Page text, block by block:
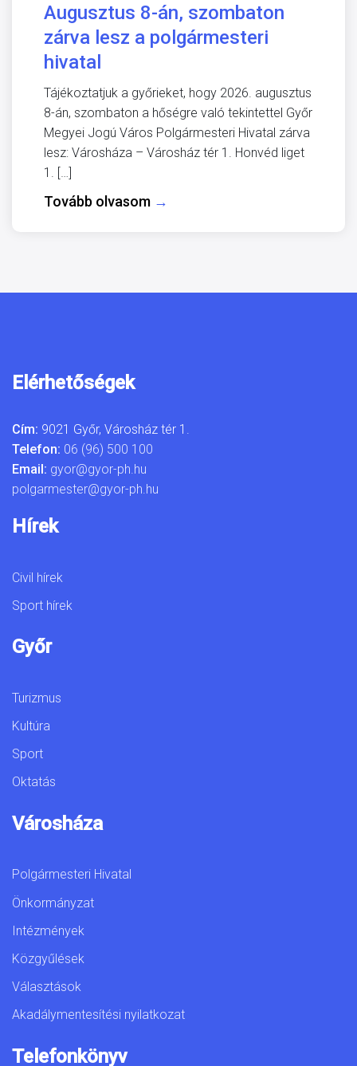
Augusztus 8-án, szombaton
zárva lesz a polgármesteri
hivatal
Tájékoztatjuk a győrieket, hogy 2026. augusztus
8-án, szombaton a hőségre való tekintettel Győr
Megyei Jogú Város Polgármesteri Hivatal zárva
lesz: Városháza – Városház tér 1. Honvéd liget
1. […]
Tovább olvasom →
Elérhetőségek
Cím: 9021 Győr, Városház tér 1.
Telefon: 06 (96) 500 100
Email: gyor@gyor-ph.hu
polgarmester@gyor-ph.hu
Hírek
Civil hírek
Sport hírek
Győr
Turizmus
Kultúra
Sport
Oktatás
Városháza
Polgármesteri Hivatal
Önkormányzat
Intézmények
Közgyűlések
Választások
Akadálymentesítési nyilatkozat
Telefonkönyv